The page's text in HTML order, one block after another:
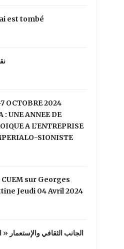
est tombé
OCTOBRE 2024
: UNE ANNEE DE
A L’ENTREPRISE
SIONISTE
sur Georges
Jeudi 04 Avril 2024
الجانب الثقافي والإستعمار «